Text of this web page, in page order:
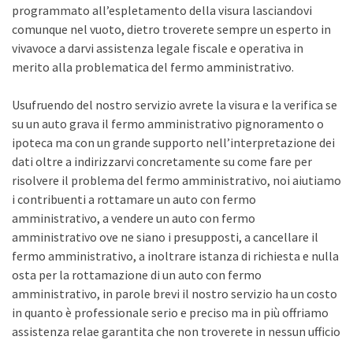
programmato all’espletamento della visura lasciandovi
comunque nel vuoto, dietro troverete sempre un esperto in
vivavoce a darvi assistenza legale fiscale e operativa in
merito alla problematica del fermo amministrativo.
Usufruendo del nostro servizio avrete la visura e la verifica se
su un auto grava il fermo amministrativo pignoramento o
ipoteca ma con un grande supporto nell’interpretazione dei
dati oltre a indirizzarvi concretamente su come fare per
risolvere il problema del fermo amministrativo, noi aiutiamo
i contribuenti a rottamare un auto con fermo
amministrativo, a vendere un auto con fermo
amministrativo ove ne siano i presupposti, a cancellare il
fermo amministrativo, a inoltrare istanza di richiesta e nulla
osta per la rottamazione di un auto con fermo
amministrativo, in parole brevi il nostro servizio ha un costo
in quanto è professionale serio e preciso ma in più offriamo
assistenza relae garantita che non troverete in nessun ufficio